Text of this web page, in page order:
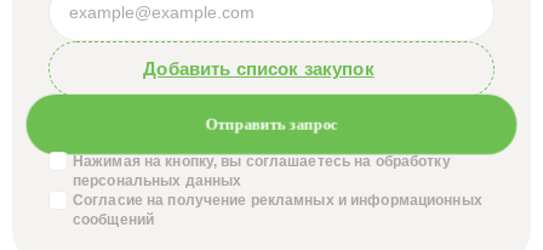
Добавить список закупок
Отправить запрос
Нажимая на кнопку, вы соглашаетесь на обработку
персональных данных
Согласие на получение рекламных и информационных
сообщений